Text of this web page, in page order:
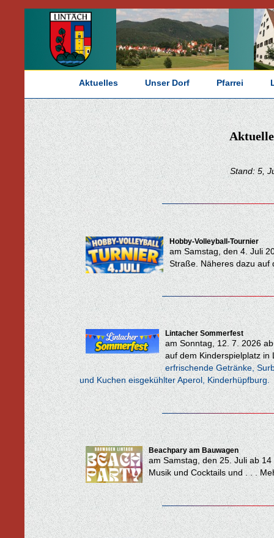
Aktuelles Unser Dorf Pfarrei
Stand: 5,
Hobby-Volleyball-Tournier
am Samstag, den 4. Juli
Straße. Näheres dazu auf
Lintacher Sommerfest
am Sonntag, 12. 7. 2026
auf dem Kinderspielplatz in
erfrischende Getränke,
und Kuchen eisgekühlter Aperol, Kinderhüpfburg.
Beachpary am Bauwagen
am Samstag, den 25. Juli ab 14
Musik und Cocktails und . . .